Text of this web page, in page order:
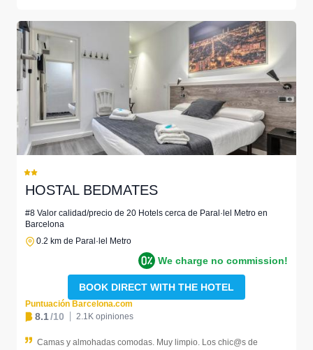
HOSTAL BEDMATES
#8 Valor calidad/precio de 20 Hotels cerca de Paral·lel Metro en
Barcelona
0.2 km de Paral·lel Metro
We charge no commission!
BOOK DIRECT WITH THE HOTEL
Puntuación Barcelona.com
8.1/10 2.1K opiniones
Camas y almohadas comodas. Muy limpio. Los chic@s de